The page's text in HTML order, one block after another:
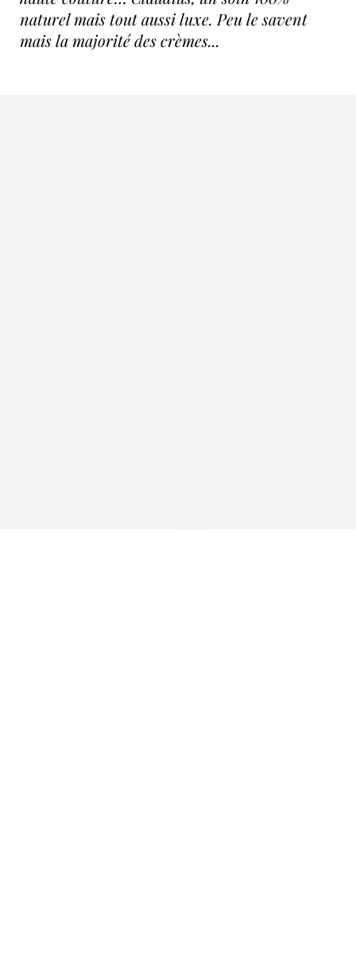
naturel mais tout aussi luxe. Peu le savent
mais la majorité des crèmes...